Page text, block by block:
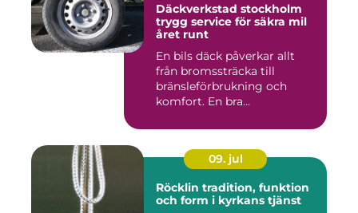
Däckverkstad stockholm
trygg service för säkra mil
året runt
En bils däck påverkar allt
från bromssträcka till
bränsleförbrukning och
komfort. En bra
09. jul
Röcklin tradition, funktion
och form i kyrkans tjänst